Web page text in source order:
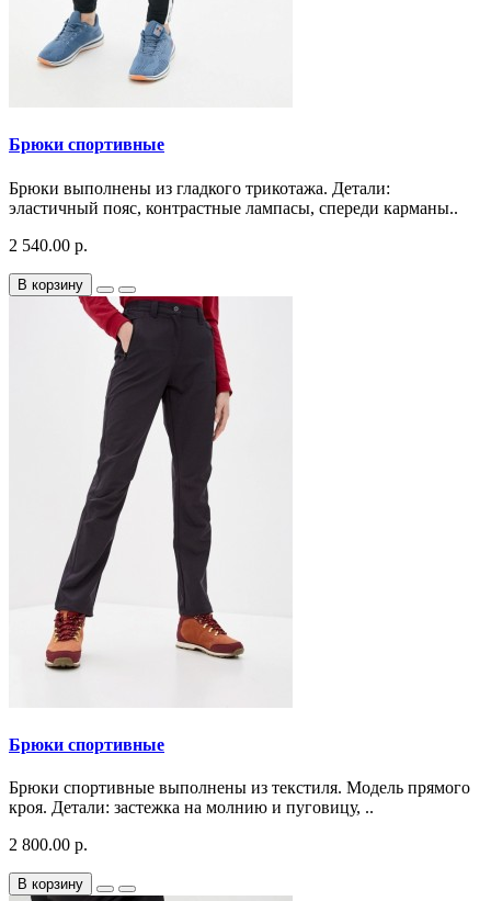
Брюки спортивные
Брюки выполнены из гладкого трикотажа. Детали:
эластичный пояс, контрастные лампасы, спереди карманы..
2 540.00 р.
В корзину
Брюки спортивные
Брюки спортивные выполнены из текстиля. Модель прямого
кроя. Детали: застежка на молнию и пуговицу, ..
2 800.00 р.
В корзину